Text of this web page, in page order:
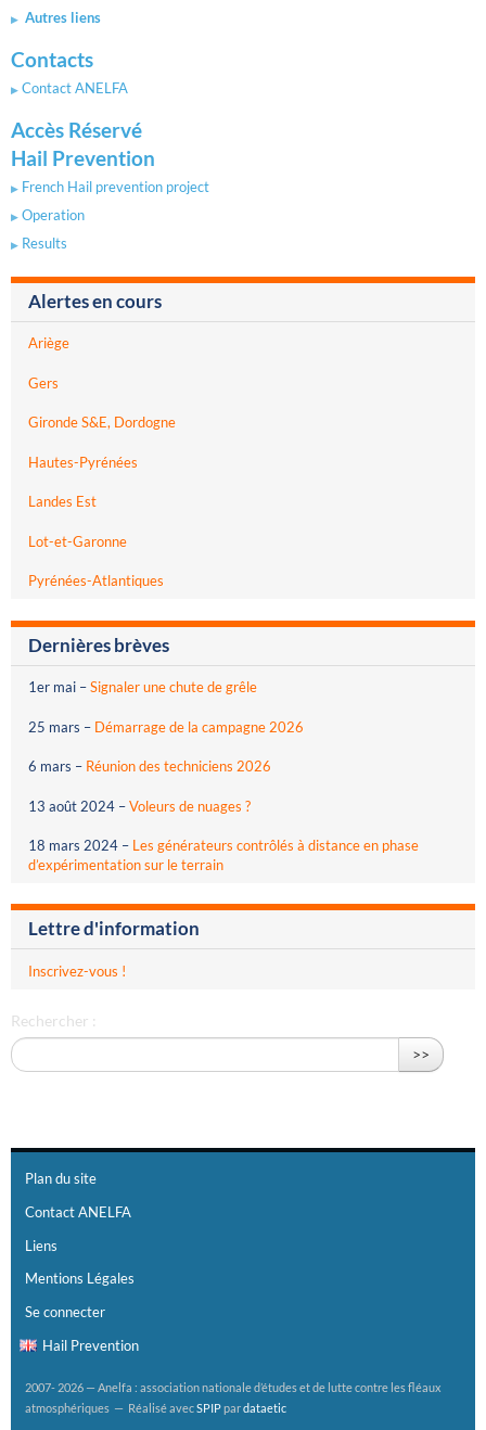
Autres liens
Contacts
Contact ANELFA
Accès Réservé
Hail Prevention
French Hail prevention project
Operation
Results
Alertes en cours
Ariège
Gers
Gironde S&E, Dordogne
Hautes-Pyrénées
Landes Est
Lot-et-Garonne
Pyrénées-Atlantiques
Dernières brèves
1er mai –Signaler une chute de grêle
25 mars – Démarrage de la campagne 2026
6 mars – Réunion des techniciens 2026
13 août 2024 –Voleurs de nuages ?
18 mars 2024 – Les générateurs contrôlés à distance en phase
d’expérimentation sur le terrain
Lettre d'information
Inscrivez-vous !
Rechercher :
>>
Plan du site
Contact ANELFA
Liens
Mentions Légales
Se connecter
Hail Prevention
2007- 2026 — Anelfa : association nationale d’études et de lutte contre les fléaux
atmosphériques — Réalisé avecSPIPpardataetic